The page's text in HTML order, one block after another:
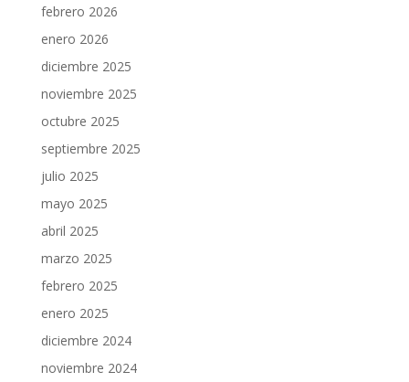
febrero 2026
enero 2026
diciembre 2025
noviembre 2025
octubre 2025
septiembre 2025
julio 2025
mayo 2025
abril 2025
marzo 2025
febrero 2025
enero 2025
diciembre 2024
noviembre 2024